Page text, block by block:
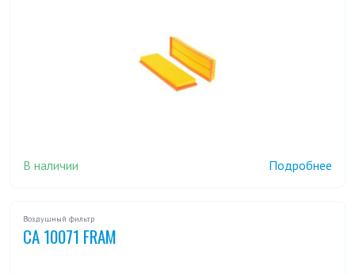
В наличии Подробнее
Воздушный фильтр
CA 10071 FRAM